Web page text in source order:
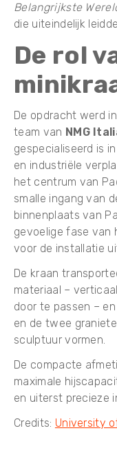
Belangrijkste
die uiteindelijk
De rol
De opdracht werd
team van NMG
gespecialiseerd is
en industriële
het centrum van
smalle ingang van
binnenplaats van
gevoelige fase van
voor de installatie
De kraan
materiaal –
door te passen –
en de twee
sculptuur vormen.
De compacte
maximale
en uiterst precieze
Credits: University